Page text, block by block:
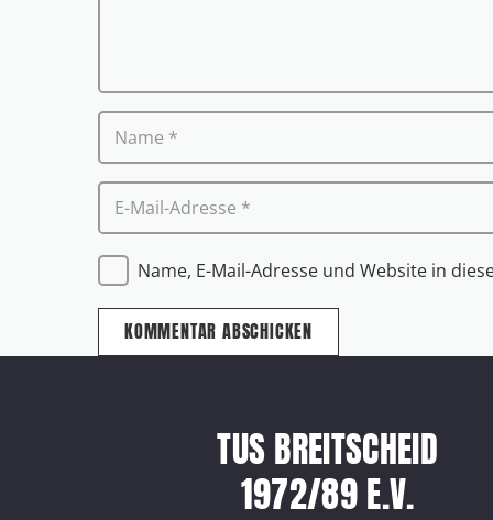
Name, E-Mail-Adresse und Website in
KOMMENTAR ABSCHICKEN
TUS BREITSCHEID
1972/89 E.V.